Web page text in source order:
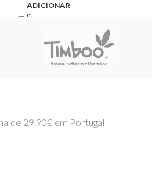
ADICIONAR
de 29.90€ em Portugal